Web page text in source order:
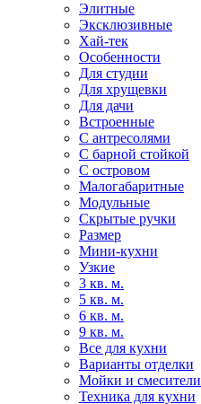
Элитные
Эксклюзивные
Хай-тек
Особенности
Для студии
Для хрущевки
Для дачи
Встроенные
С антресолями
С барной стойкой
С островом
Малогабаритные
Модульные
Скрытые ручки
Размер
Мини-кухни
Узкие
3 кв. м.
5 кв. м.
6 кв. м.
9 кв. м.
Все для кухни
Варианты отделки
Мойки и смесители
Техника для кухни